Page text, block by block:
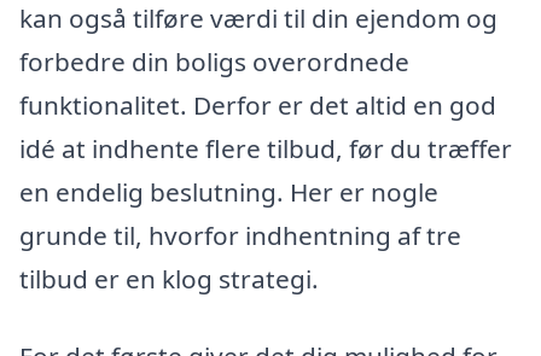
kan også tilføre værdi til din ejendom og
forbedre din boligs overordnede
funktionalitet. Derfor er det altid en god
idé at indhente flere tilbud, før du træffer
en endelig beslutning. Her er nogle
grunde til, hvorfor indhentning af tre
tilbud er en klog strategi.